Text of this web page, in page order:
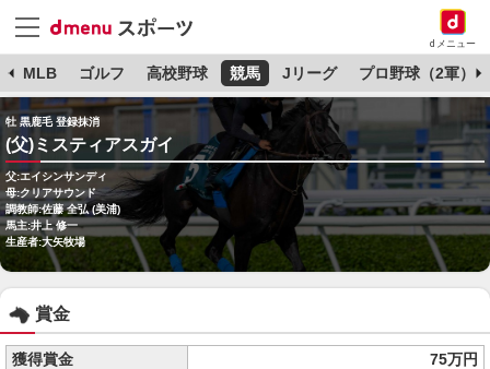
dメニュー
MLB ゴルフ 高校野球 競馬 Jリーグ プロ野球（2軍）
牡 黒鹿毛 登録抹消
(父)ミスティアスガイ
父:エイシンサンディ
母:クリアサウンド
調教師:佐藤 全弘 (美浦)
馬主:井上 修一
生産者:大矢牧場
賞金
獲得賞金
75万円